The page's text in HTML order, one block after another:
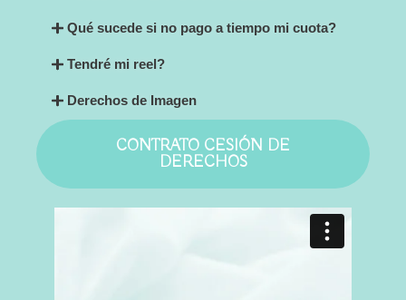
Qué sucede si no pago a tiempo mi cuota?
Tendré mi reel?
Derechos de Imagen
CONTRATO CESIÓN DE
DERECHOS